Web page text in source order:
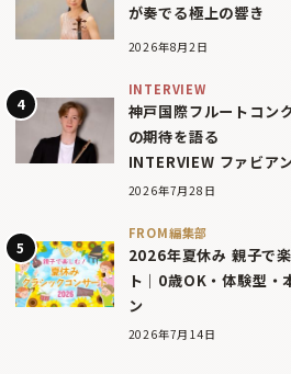
が奏でる極上の響き
2026年8月2日
INTERVIEW
神戸国際フルートコン
の期待を語る
INTERVIEW ファビア
2026年7月28日
FROM編集部
2026年夏休み 親子で
ト｜0歳OK・体験型・
ン
2026年7月14日